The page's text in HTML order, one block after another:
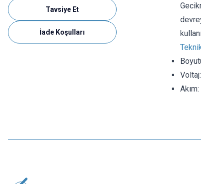
Tavsiye Et
İade Koşulları